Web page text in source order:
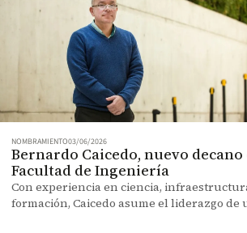
NOMBRAMIENTO03/06/2026
Bernardo Caicedo, nuevo decano
Facultad de Ingeniería
Con experiencia en ciencia,
formación, Caicedo asume el liderazgo de